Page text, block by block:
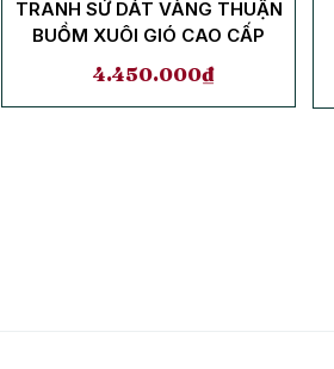
TRANH SỨ DÁT VÀNG THUẬN
BUỒM XUÔI GIÓ CAO CẤP
4.450.000₫